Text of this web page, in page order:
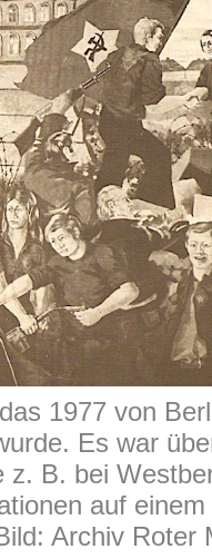
1977 von
Es war
z. B. bei
auf
Archiv Roter